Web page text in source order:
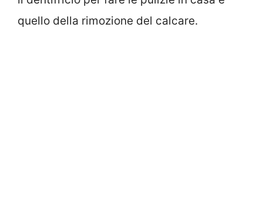
quello della rimozione del calcare.